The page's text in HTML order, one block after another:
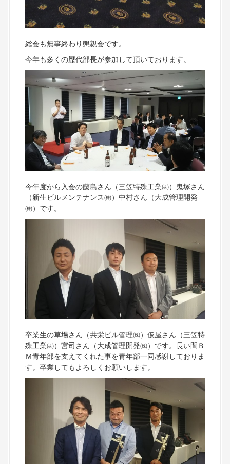
総会も無事終わり懇親会です。
今年も多くの歴代部長が参加して頂いております。
今年度から入会の藤島さん（三笠特殊工業㈱）鬼塚さん
（新生ビルメンテナンス㈱）中村さん（大成管理開発
㈱）です。
卒業生の草場さん（共栄ビル管理㈱）仮屋さん（三笠特
殊工業㈱）宮司さん（大成管理開発㈱）です。長い間Ｂ
Ｍ青年部を支えてくれた事を青年部一同感謝しておりま
す。卒業してもよろしくお願いします。